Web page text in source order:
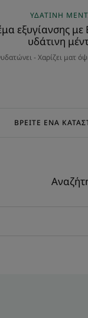
ΥΔΆΤΙΝΗ
εξυγίανσης
υδάτινη
- Χαρίζει ματ
ΒΡΕΊΤΕ ΈΝΑ